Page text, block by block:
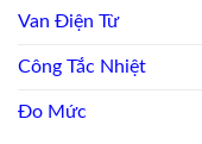
Van Điện Từ
Công Tắc Nhiệt
Đo Mức